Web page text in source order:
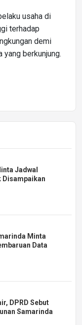
usaha di
terhadap
demi
yang berkunjung.
Jadwal
Disampaikan
Minta
Data
DPRD Sebut
Samarinda